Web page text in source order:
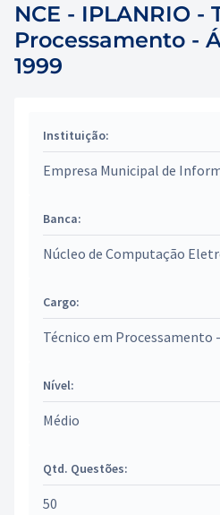
NCE - IPLANRIO -
Processamento -
1999
Instituição:
Empresa Municipal de
Banca:
Núcleo de Computação
Cargo:
Técnico em Processamento
Nível:
Médio
Qtd. Questões:
50